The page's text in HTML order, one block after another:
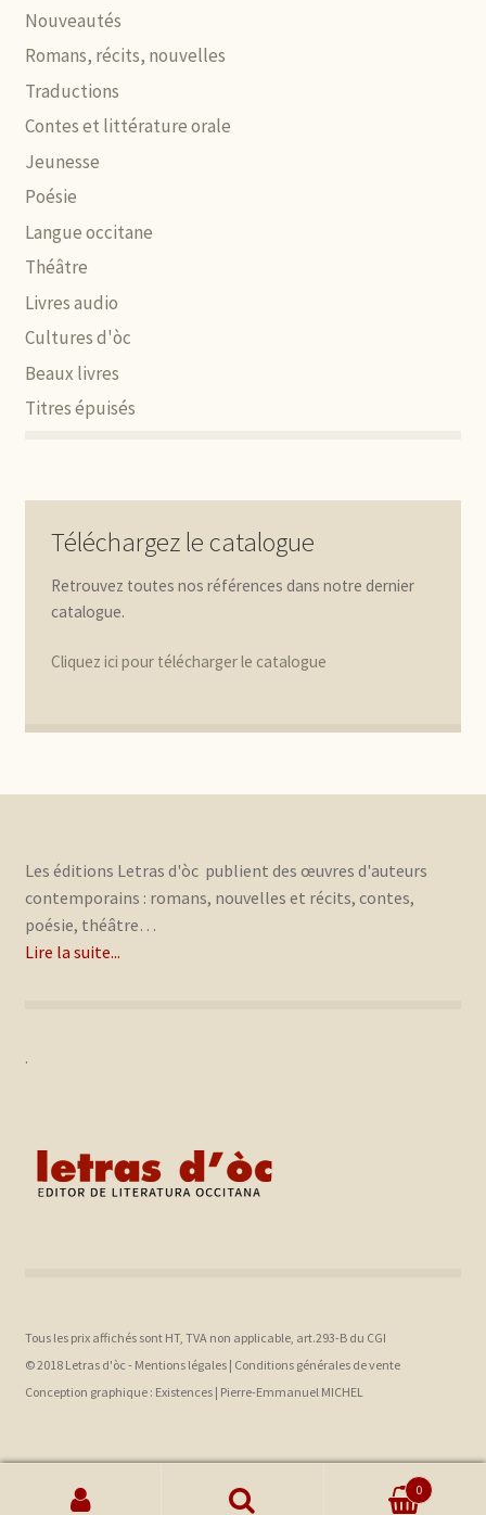
Nouveautés
Romans, récits, nouvelles
Traductions
Contes et littérature orale
Jeunesse
Poésie
Langue occitane
Théâtre
Livres audio
Cultures d'òc
Beaux livres
Titres épuisés
Téléchargez le catalogue
Retrouvez toutes nos références dans notre dernier
catalogue.
Cliquez ici pour télécharger le catalogue
Les éditions Letras d'òc publient des œuvres d'auteurs
contemporains : romans, nouvelles et récits, contes,
poésie, théâtre…
Lire la suite...
.
Tous les prix affichés sont HT, TVA non applicable, art.293-B du CGI
© 2018 Letras d'òc - Mentions légales| Conditions générales de vente
Conception graphique : Existences | Pierre-Emmanuel MICHEL
0